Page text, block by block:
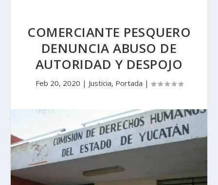
COMERCIANTE PESQUERO
DENUNCIA ABUSO DE
AUTORIDAD Y DESPOJO
Feb 20, 2020 | Justicia, Portada |